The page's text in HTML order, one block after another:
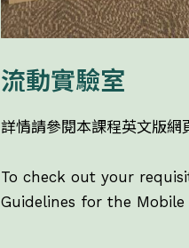
流動實驗室
詳情請參閱本課程英文版網
To check out your
Guidelines for the